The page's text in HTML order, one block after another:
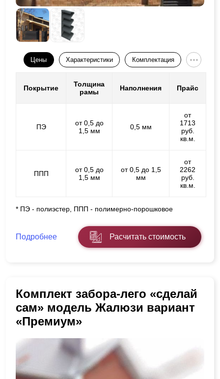
Цены Характеристики Комплектация
Покрытие
Толщина
рамы
Наполнения Прайс
ПЭ
от 0,5 до
1,5 мм
0,5 мм
от
1713
руб.
кв.м.
ППП
от 0,5 до
1,5 мм
от 0,5 до 1,5
мм
от
2262
руб.
кв.м.
* ПЭ - полиэстер, ППП - полимерно-порошковое
Подробнее Расчитать стоимость
Комплект забора-лего «сделай
сам» модель Жалюзи вариант
«Премиум»